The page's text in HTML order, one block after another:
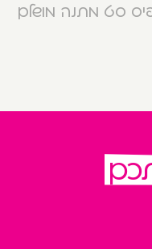
סט מתנה מושלם